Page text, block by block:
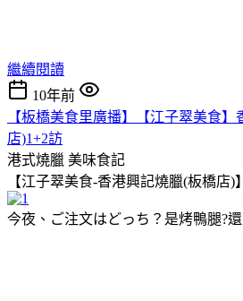
繼續閱讀
10年前
【板橋美食里廣播】【江子翠美食
店)1+2訪
港式燒臘 美味食記
【江子翠美食-香港興記燒臘(板橋
今夜、ご注文はどっち？是烤鴨腿?